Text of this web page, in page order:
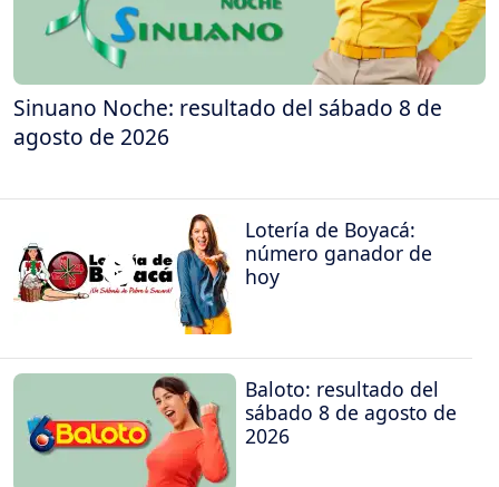
Sinuano Noche: resultado del sábado 8 de
agosto de 2026
Lotería de Boyacá:
número ganador de
hoy
Baloto: resultado del
sábado 8 de agosto de
2026